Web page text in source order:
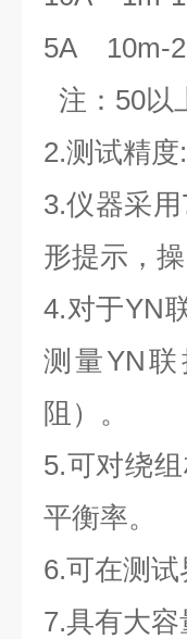
5A 10m-
注：50以
2.测试精
3.仪器采
形提示，
4.对于YN
测量YN
阻）。
5.可对绕
平衡率。
6.可在测
7.具有大